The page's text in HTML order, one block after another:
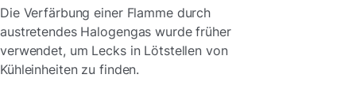
Die Verfärbung einer Flamme durch
austretendes Halogengas wurde früher
verwendet, um Lecks in Lötstellen von
Kühleinheiten zu finden.